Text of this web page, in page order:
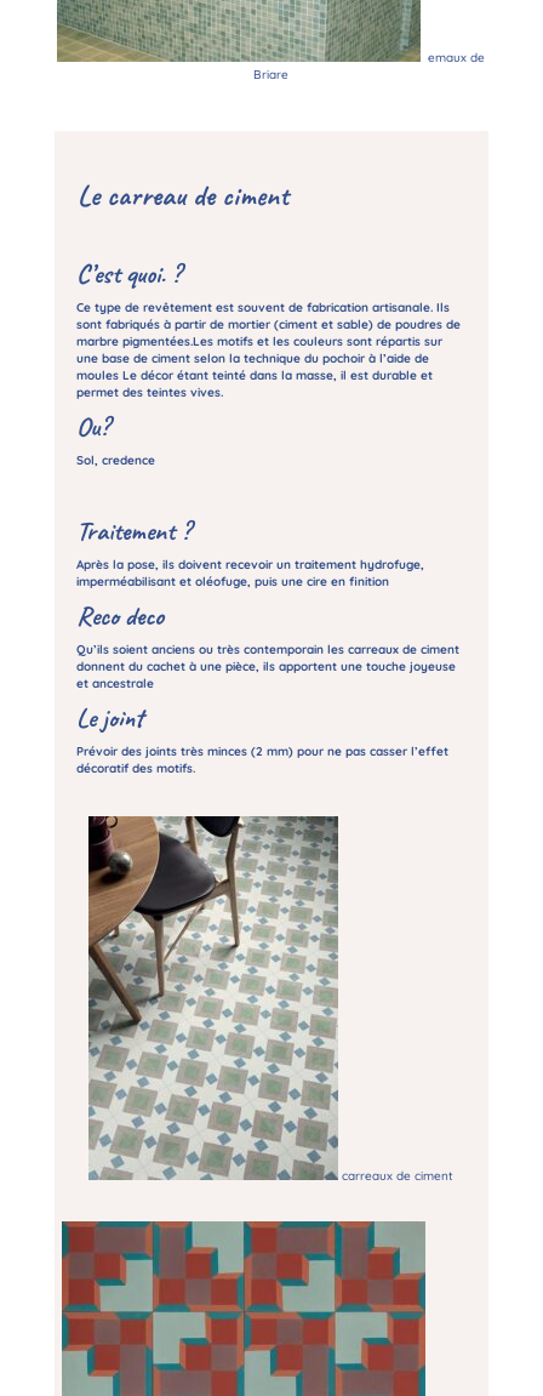
emaux de
Briare
Le carreau de ciment
C’est quoi. ?
Ce type de revêtement est souvent de fabrication artisanale. Ils
sont fabriqués à partir de mortier (ciment et sable) de poudres de
marbre pigmentées.Les motifs et les couleurs sont répartis sur
une base de ciment selon la technique du pochoir à l’aide de
moules Le décor étant teinté dans la masse, il est durable et
permet des teintes vives.
Ou?
Sol, credence
Traitement ?
Après la pose, ils doivent recevoir un traitement hydrofuge,
imperméabilisant et oléofuge, puis une cire en finition
Reco deco
Qu’ils soient anciens ou très contemporain les carreaux de ciment
donnent du cachet à une pièce, ils apportent une touche joyeuse
et ancestrale
Le joint
Prévoir des joints très minces (2 mm) pour ne pas casser l’effet
décoratif des motifs.
carreaux de ciment